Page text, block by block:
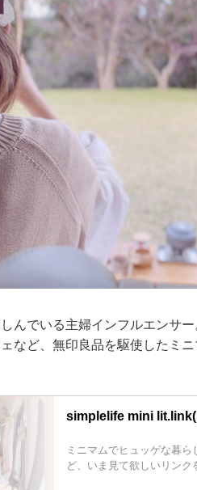
んでいる主婦インフルエンサ
など、無印良品を駆使したミ
simplelife mini lit.link(
ミニマムでヒュッゲな暮
ど、いま見て欲しいリンク